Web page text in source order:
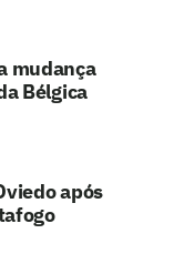
mudança
Bélgica
após